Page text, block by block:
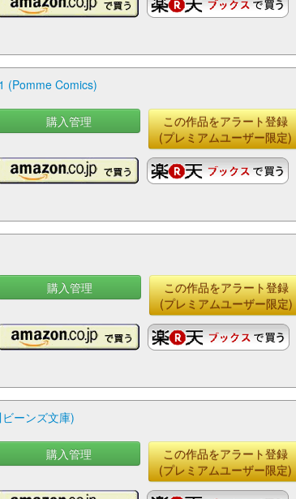
(Pomme Comics)
購入管理
この作品をアラート登録
(プレミアムユーザー限定)
購入管理
この作品をアラート登録
(プレミアムユーザー限定)
ーンズ文庫)
購入管理
この作品をアラート登録
(プレミアムユーザー限定)